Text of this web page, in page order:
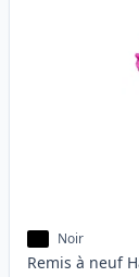
Noir
Remis à neuf